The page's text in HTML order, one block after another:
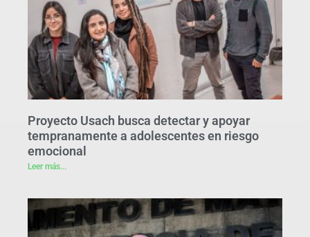
Proyecto Usach busca detectar y apoyar
tempranamente a adolescentes en riesgo
emocional
Leer más...